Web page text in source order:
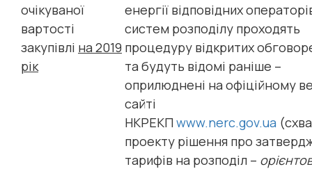
очікуваної
вартості
закупівлі на 2019
рік
енергії відповідних
систем розподілу проходять
процедуру відкритих
та будуть відомі раніше –
оприлюднені на офіційному
сайті
НКРЕКП www.nerc.gov.ua
проекту рішення про
тарифів на розподіл –